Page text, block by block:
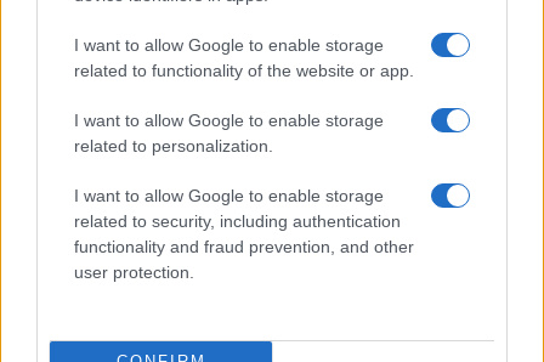
I want to allow Google to enable storage
related to functionality of the website or app.
I want to allow Google to enable storage
related to personalization.
I want to allow Google to enable storage
related to security, including authentication
functionality and fraud prevention, and other
user protection.